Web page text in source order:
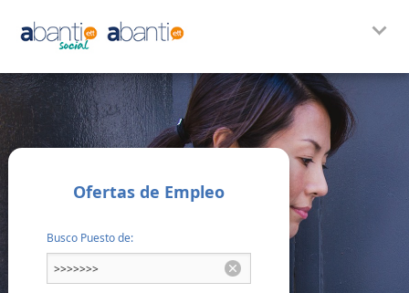
Ofertas de Empleo
Busco Puesto de: